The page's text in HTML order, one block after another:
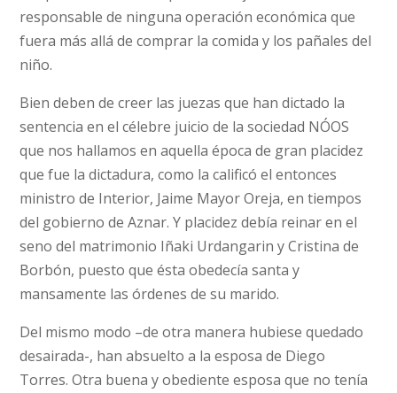
responsable de ninguna operación económica que
fuera más allá de comprar la comida y los pañales del
niño.
Bien deben de creer las juezas que han dictado la
sentencia en el célebre juicio de la sociedad NÓOS
que nos hallamos en aquella época de gran placidez
que fue la dictadura, como la calificó el entonces
ministro de Interior, Jaime Mayor Oreja, en tiempos
del gobierno de Aznar. Y placidez debía reinar en el
seno del matrimonio Iñaki Urdangarin y Cristina de
Borbón, puesto que ésta obedecía santa y
mansamente las órdenes de su marido.
Del mismo modo –de otra manera hubiese quedado
desairada-, han absuelto a la esposa de Diego
Torres. Otra buena y obediente esposa que no tenía